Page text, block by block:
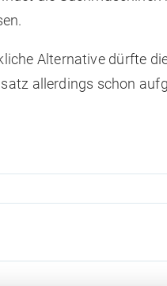
Alternative dürfte
allerdings schon